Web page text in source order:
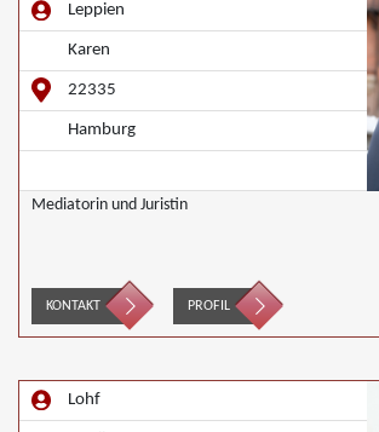
Leppien
Karen
22335
Hamburg
Mediatorin und Juristin
KONTAKT PROFIL
Lohf